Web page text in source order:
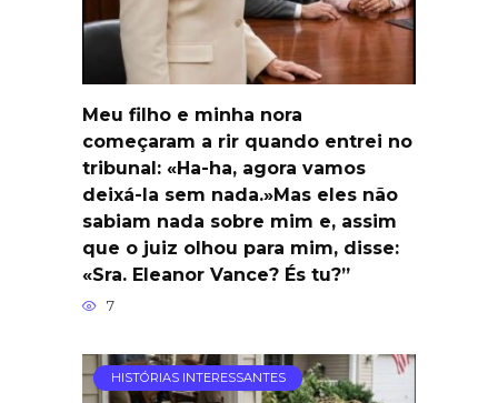
Meu filho e minha nora
começaram a rir quando entrei no
tribunal: «Ha-ha, agora vamos
deixá-la sem nada.»Mas eles não
sabiam nada sobre mim e, assim
que o juiz olhou para mim, disse:
«Sra. Eleanor Vance? És tu?”
7
HISTÓRIAS INTERESSANTES